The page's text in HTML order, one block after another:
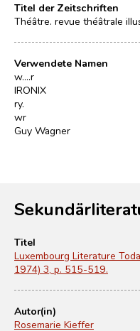
Titel der Zeitschriften
Théâtre. revue théâtrale
Verwendete Namen
w....r
IRONIX
ry.
wr
Guy Wagner
Titel
Luxembourg Literature
1974) 3, p. 515-519.
Autor(in)
Rosemarie Kieffer